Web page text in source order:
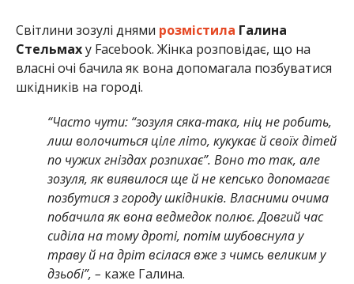
Світлини зозулі днями розмістила Галина
Стельмаху Facebook. Жінка розповідає, що на
власні очі бачила як вона допомагала позбуватися
шкідників на городі.
“Часто чути: “зозуля сяка-така, ніц не робить,
лиш волочиться ціле літо, кукукає й своїх дітей
по чужих гніздах розпихає”. Воно то так, але
зозуля, як виявилося ще й не кепсько допомагає
позбутися з городу шкідників. Власними очима
побачила як вона ведмедок полює. Довгий час
сиділа на тому дроті, потім шубовснула у
траву й на дріт всілася вже з чимсь великим у
дзьобі”, – каже Галина.